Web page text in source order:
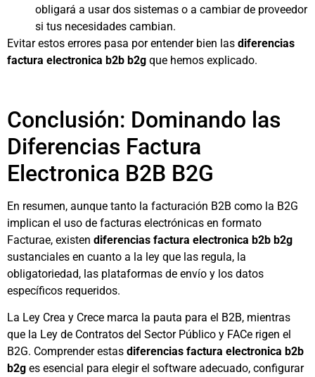
obligará a usar dos sistemas o a cambiar de proveedor
si tus necesidades cambian.
Evitar estos errores pasa por entender bien las diferencias
factura electronica b2b b2g que hemos explicado.
Conclusión: Dominando las
Diferencias Factura
Electronica B2B B2G
En resumen, aunque tanto la facturación B2B como la B2G
implican el uso de facturas electrónicas en formato
Facturae, existen diferencias factura electronica b2b b2g
sustanciales en cuanto a la ley que las regula, la
obligatoriedad, las plataformas de envío y los datos
específicos requeridos.
La Ley Crea y Crece marca la pauta para el B2B, mientras
que la Ley de Contratos del Sector Público y FACe rigen el
B2G. Comprender estas diferencias factura electronica b2b
b2g es esencial para elegir el software adecuado, configurar